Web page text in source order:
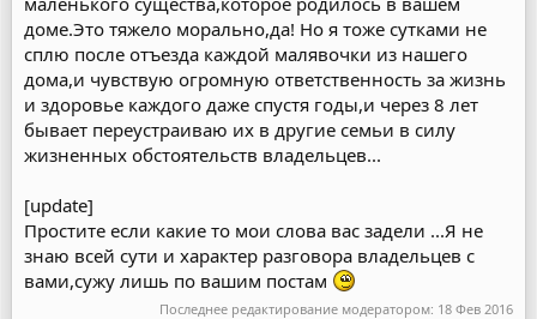
доме.Это тяжело морально,да! Но я тоже сутками не
сплю после отъезда каждой малявочки из нашего
дома,и чувствую огромную ответственность за жизнь
и здоровье каждого даже спустя годы,и через 8 лет
бывает переустраиваю их в другие семьи в силу
жизненных обстоятельств владельцев...
[update]
Простите если какие то мои слова вас задели ...Я не
знаю всей сути и характер разговора владельцев с
вами,сужу лишь по вашим постам
Последнее редактирование модератором: 18 Фев 2016